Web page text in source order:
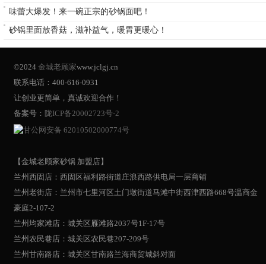
味蕾大爆发！来一碗正宗的砂锅面吧！
砂锅里面放香菇，滋补益气，暖胃更暖心！
©2024金城老顾家www.jclgj.cn
联系电话：400-616-0931
让创业更简单，真诚欢迎合作！
备案号： 陇ICP备20002723号-2
甘公网安备 62010502000774号
【金城老顾家砂锅 加盟店】
兰州西固店：西固区福利路街道庄浪西路供电局一层商铺
兰州老街店：兰州市七里河区土门墩街道马滩中街西津西路668号温商金
豪庭2-107-2
兰州均家滩店：城关区雁滩路2037号1F-17号
兰州农民巷店：城关区农民巷207-209号
兰州甘南路店：城关区甘南路兰海商贸城斜对面